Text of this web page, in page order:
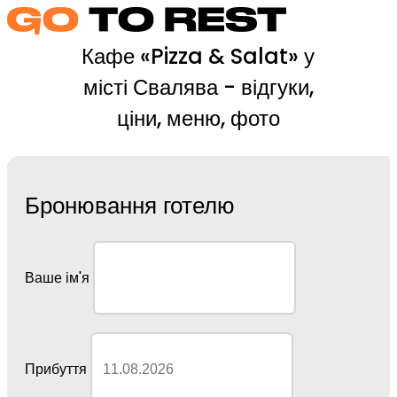
Кафе «Pizza & Salat» у
місті Свалява - відгуки,
ціни, меню, фото
Бронювання готелю
Ваше ім'я
Прибуття